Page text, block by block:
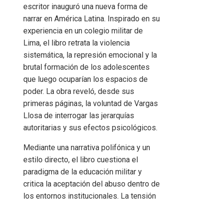
escritor inauguró una nueva forma de
narrar en América Latina. Inspirado en su
experiencia en un colegio militar de
Lima, el libro retrata la violencia
sistemática, la represión emocional y la
brutal formación de los adolescentes
que luego ocuparían los espacios de
poder. La obra reveló, desde sus
primeras páginas, la voluntad de Vargas
Llosa de interrogar las jerarquías
autoritarias y sus efectos psicológicos.
Mediante una narrativa polifónica y un
estilo directo, el libro cuestiona el
paradigma de la educación militar y
critica la aceptación del abuso dentro de
los entornos institucionales. La tensión